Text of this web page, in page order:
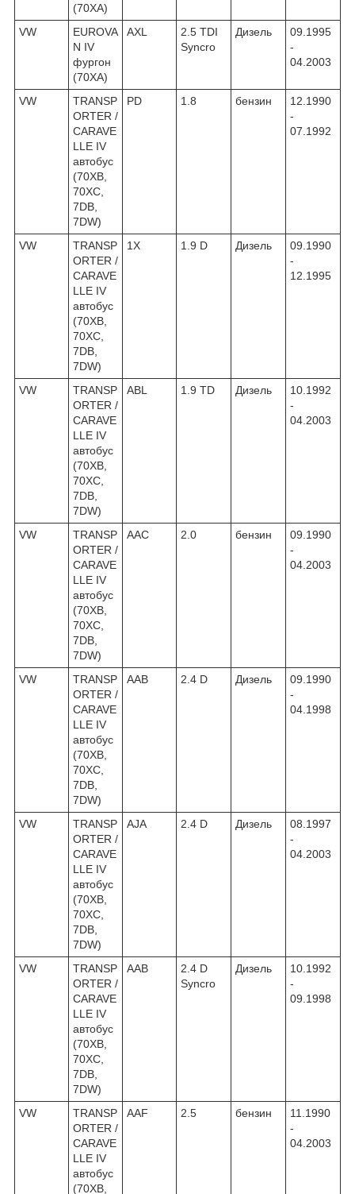
(70XA)
VW
EUROVA
N IV
фургон
(70XA)
AXL
2.5 TDI
Syncro
Дизель
09.1995
-
04.2003
VW
TRANSP
ORTER /
CARAVE
LLE IV
автобус
(70XB,
70XC,
7DB,
7DW)
PD 1.8 бензин
12.1990
-
07.1992
VW
TRANSP
ORTER /
CARAVE
LLE IV
автобус
(70XB,
70XC,
7DB,
7DW)
1X 1.9 D Дизель
09.1990
-
12.1995
VW
TRANSP
ORTER /
CARAVE
LLE IV
автобус
(70XB,
70XC,
7DB,
7DW)
ABL 1.9 TD Дизель
10.1992
-
04.2003
VW
TRANSP
ORTER /
CARAVE
LLE IV
автобус
(70XB,
70XC,
7DB,
7DW)
AAC 2.0 бензин
09.1990
-
04.2003
VW
TRANSP
ORTER /
CARAVE
LLE IV
автобус
(70XB,
70XC,
7DB,
7DW)
AAB 2.4 D Дизель
09.1990
-
04.1998
VW
TRANSP
ORTER /
CARAVE
LLE IV
автобус
(70XB,
70XC,
7DB,
7DW)
AJA 2.4 D Дизель
08.1997
-
04.2003
VW
TRANSP
ORTER /
CARAVE
LLE IV
автобус
(70XB,
70XC,
7DB,
7DW)
AAB
2.4 D
Syncro
Дизель
10.1992
-
09.1998
VW
TRANSP
ORTER /
CARAVE
LLE IV
автобус
(70XB,
AAF 2.5 бензин
11.1990
-
04.2003